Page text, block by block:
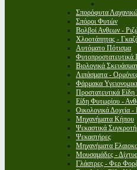
Σπορόφυτα
Σπόροι Φυτών
Βολβοί Ανθεων -
Χλοοτάπητας -
Αυτόματο Πότισμα
Βιολογικά
Λιπάσματα -
Φάρμακα
Προστατευτικά Είδη
Είδη Φυτωρίου -
Οικολογικά Δοχεία
Μηχανήματα Κήπου
Ψεκαστικά
Ψεκαστήρες
Μηχανήματα
Μουσαμάδες -
Γλάστρες - Φερ